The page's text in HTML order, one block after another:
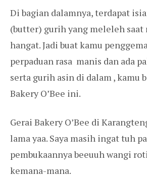
Di bagian dalamnya, terdapat
(butter) gurih yang meleleh saat
hangat. Jadi buat kamu
perpaduan rasa manis dan ada
serta gurih asin di dalam , kamu
Bakery O’Bee ini.
Gerai Bakery O’Bee di
lama yaa. Saya masih ingat tuh
pembukaannya beeuuh wangi
kemana-mana.